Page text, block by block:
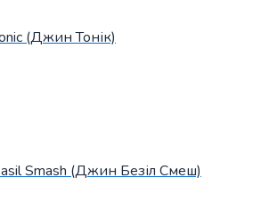
(Джин Тонік)
Smash (Джин Безіл Смеш)